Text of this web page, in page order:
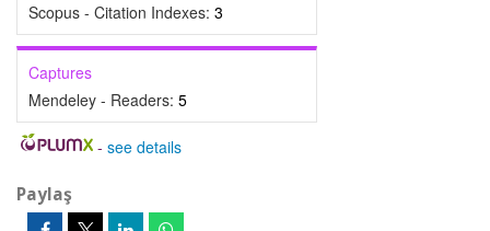
Scopus - Citation Indexes: 3
Captures
Mendeley - Readers: 5
- see details
Paylaş